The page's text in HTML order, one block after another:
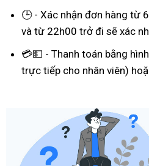
🕒 - Xác nhận đơn hàng từ
và từ 22h00 trở đi sẽ xác
💳💵 - Thanh toán bằng
trực tiếp cho nhân viên)